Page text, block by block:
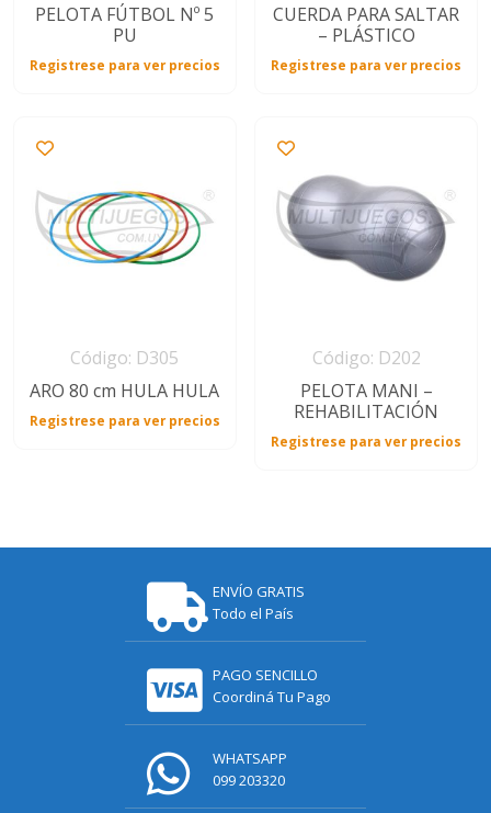
PELOTA FÚTBOL Nº 5
PU
Registrese para ver precios
CUERDA PARA SALTAR
– PLÁSTICO
Registrese para ver precios
Código: D305
ARO 80 cm HULA HULA
Registrese para ver precios
Código: D202
PELOTA MANI –
REHABILITACIÓN
Registrese para ver precios
ENVÍO GRATIS
Todo el País
PAGO SENCILLO
Coordiná Tu Pago
WHATSAPP
099 203320